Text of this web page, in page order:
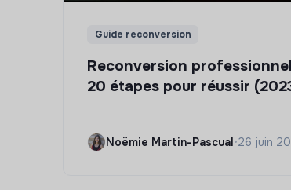
Guide reconversion
Reconversion
20 étapes pour réussir
Noëmie Martin-Pascual•26 juin